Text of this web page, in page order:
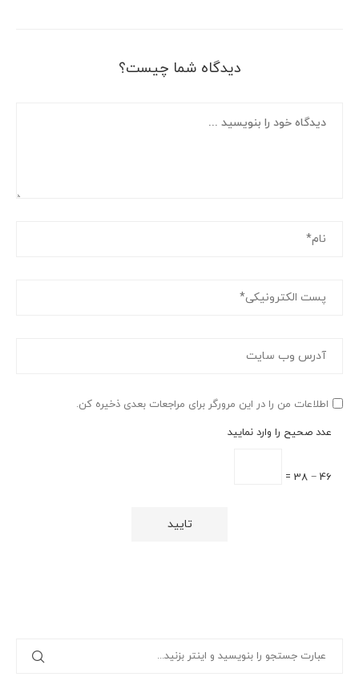
دیدگاه شما چیست؟
اطلاعات من را در این مرورگر برای مراجعات بعدی ذخیره کن.
عدد صحیح را وارد نمایید
46 − 38 =